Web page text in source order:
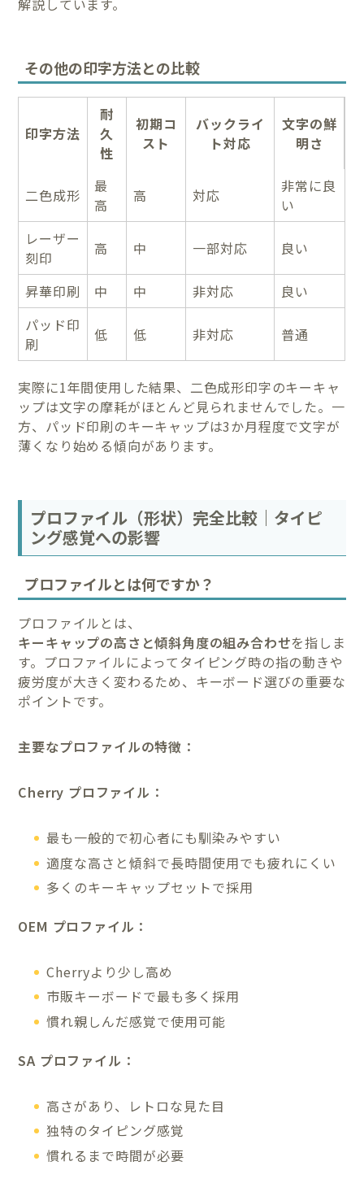
解説しています。
その他の印字方法との比較
印字方法
耐
久
性
初期コ
スト
バックライ
ト対応
文字の鮮
明さ
二色成形
最
高
高 対応
非常に良
い
レーザー
刻印
高 中 一部対応 良い
昇華印刷 中 中 非対応
良い
パッド印
刷
低 低 非対応 普通
実際に1年間使用した結果、二色成形印字のキーキャ
ップは文字の摩耗がほとんど見られませんでした。一
方、パッド印刷のキーキャップは3か月程度で文字が
薄くなり始める傾向があります。
プロファイル（形状）完全比較｜タイピ
ング感覚への影響
プロファイルとは何ですか？
プロファイルとは、
キーキャップの高さと傾斜角度の組み合わせを指しま
す。プロファイルによってタイピング時の指の動きや
疲労度が大きく変わるため、キーボード選びの重要な
ポイントです。
主要なプロファイルの特徴：
Cherry プロファイル：
最も一般的で初心者にも馴染みやすい
適度な高さと傾斜で長時間使用でも疲れにくい
多くのキーキャップセットで採用
OEM プロファイル：
Cherryより少し高め
市販キーボードで最も多く採用
慣れ親しんだ感覚で使用可能
SA プロファイル：
高さがあり、レトロな見た目
独特のタイピング感覚
慣れるまで時間が必要